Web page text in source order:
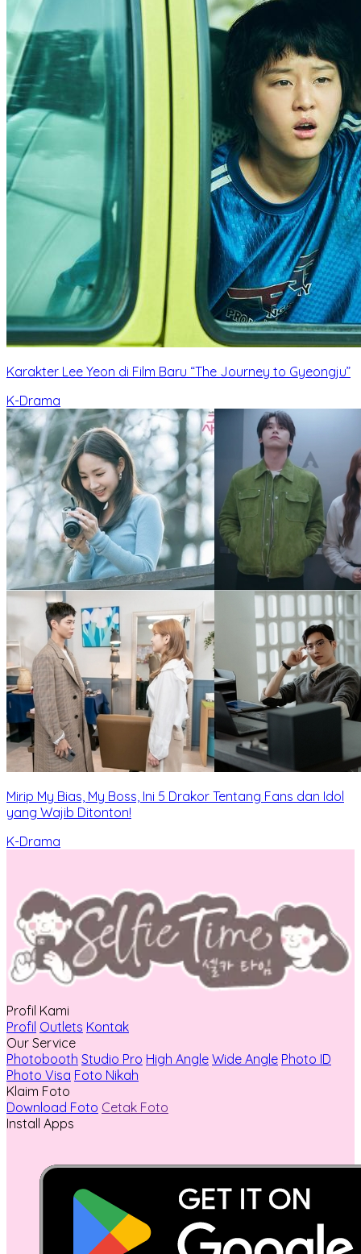
Karakter Lee Yeon di Film Baru “The Journey to Gyeongju”
K-Drama
Mirip My Bias, My Boss, Ini 5 Drakor Tentang Fans dan Idol
yang Wajib Ditonton!
K-Drama
Profil Kami
Profil Outlets Kontak
Our Service
Photobooth Studio Pro High Angle Wide Angle Photo ID
Photo Visa Foto Nikah
Klaim Foto
Download Foto Cetak Foto
Install Apps